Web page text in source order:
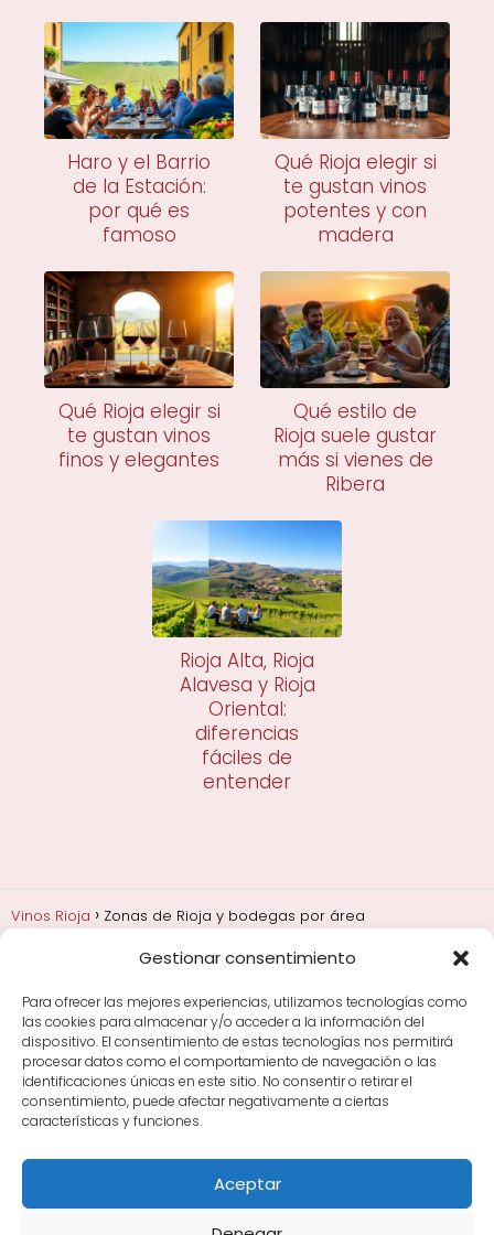
Gestionar consentimiento
Para ofrecer las mejores experiencias, utilizamos tecnologías como
las cookies para almacenar y/o acceder a la información del
dispositivo. El consentimiento de estas tecnologías nos permitirá
procesar datos como el comportamiento de navegación o las
identificaciones únicas en este sitio. No consentir o retirar el
consentimiento, puede afectar negativamente a ciertas
características y funciones.
Aceptar
Haro y el Barrio
de la Estación:
por qué es
famoso
Qué Rioja elegir si
te gustan vinos
potentes y con
madera
Qué Rioja elegir si
te gustan vinos
finos y elegantes
Qué estilo de
Rioja suele gustar
más si vienes de
Ribera
Rioja Alta, Rioja
Alavesa y Rioja
Oriental:
diferencias
fáciles de
entender
Vinos Rioja Zonas de Rioja y bodegas por área
Añadas, crianza y guarda
Bodegas y marcas de
Rioja
Cata y aprender a probar vino
Comprar vino
Rioja y guías de regalo
Cultura del vino y
curiosidades
Enoturismo en Rioja
Maridajes y vino en la mesa
Tiendas de vino por
ciudades
Tipos de Rioja y clasificación
bodegas por área